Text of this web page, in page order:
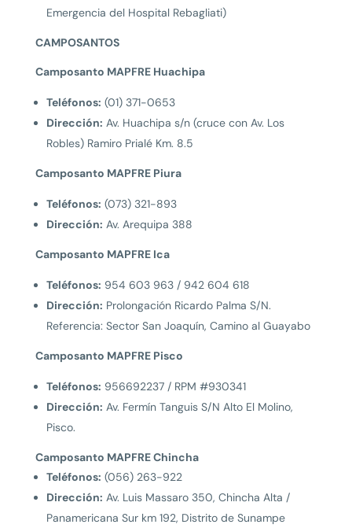
Emergencia del Hospital Rebagliati)
CAMPOSANTOS
Camposanto MAPFRE Huachipa
Teléfonos: (01) 371-0653
Dirección: Av. Huachipa s/n (cruce con Av. Los
Robles) Ramiro Prialé Km. 8.5
Camposanto MAPFRE Piura
Teléfonos: (073) 321-893
Dirección: Av. Arequipa 388
Camposanto MAPFRE Ica
Teléfonos: 954 603 963 / 942 604 618
Dirección: Prolongación Ricardo Palma S/N.
Referencia: Sector San Joaquín, Camino al Guayabo
Camposanto MAPFRE Pisco
Teléfonos: 956692237 / RPM #930341
Dirección: Av. Fermín Tanguis S/N Alto El Molino,
Pisco.
Camposanto MAPFRE Chincha
Teléfonos: (056) 263-922
Dirección: Av. Luis Massaro 350, Chincha Alta /
Panamericana Sur km 192, Distrito de Sunampe